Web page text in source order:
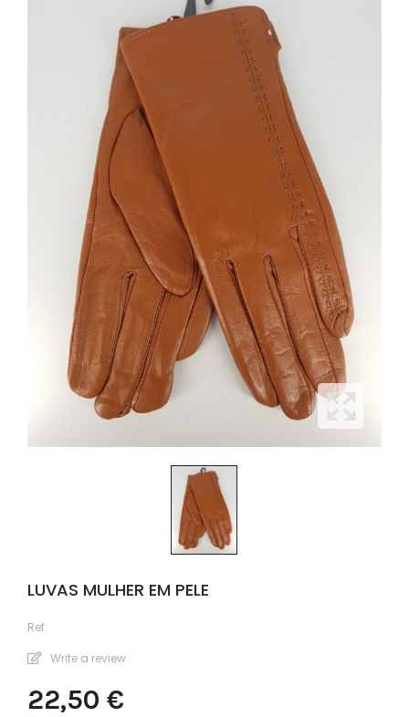
LUVAS MULHER EM PELE
Ref:
Write a review
22,50 €